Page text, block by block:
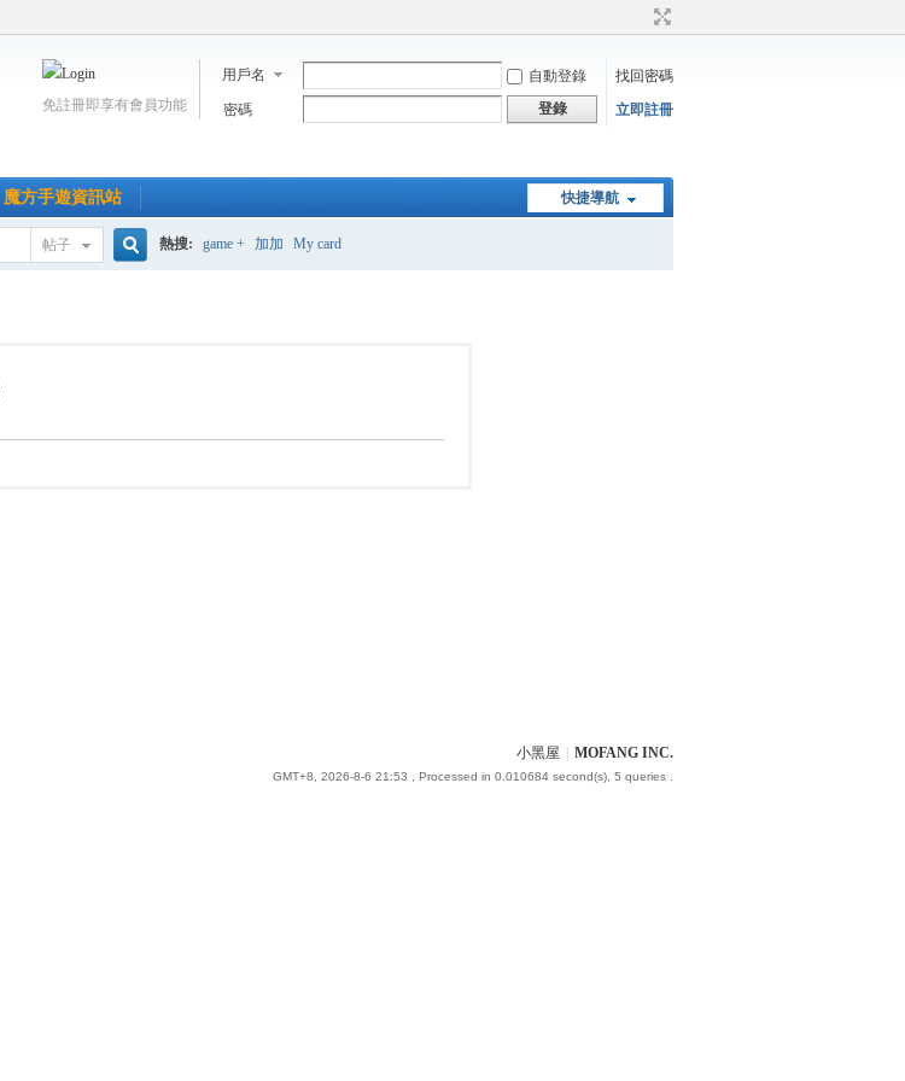
用戶名 自動登錄
找回密碼
密碼
登錄 立即註冊
免註冊即享有會員功能
快捷導航
魔方手遊資訊站
帖子 熱搜: game + 加加 My card
小黑屋 MOFANG INC.
GMT+8, 2026-8-6 21:53 , Processed in 0.010684 second(s), 5 queries .